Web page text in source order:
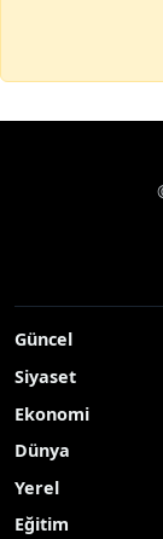
Adıyaman’ın
havaların